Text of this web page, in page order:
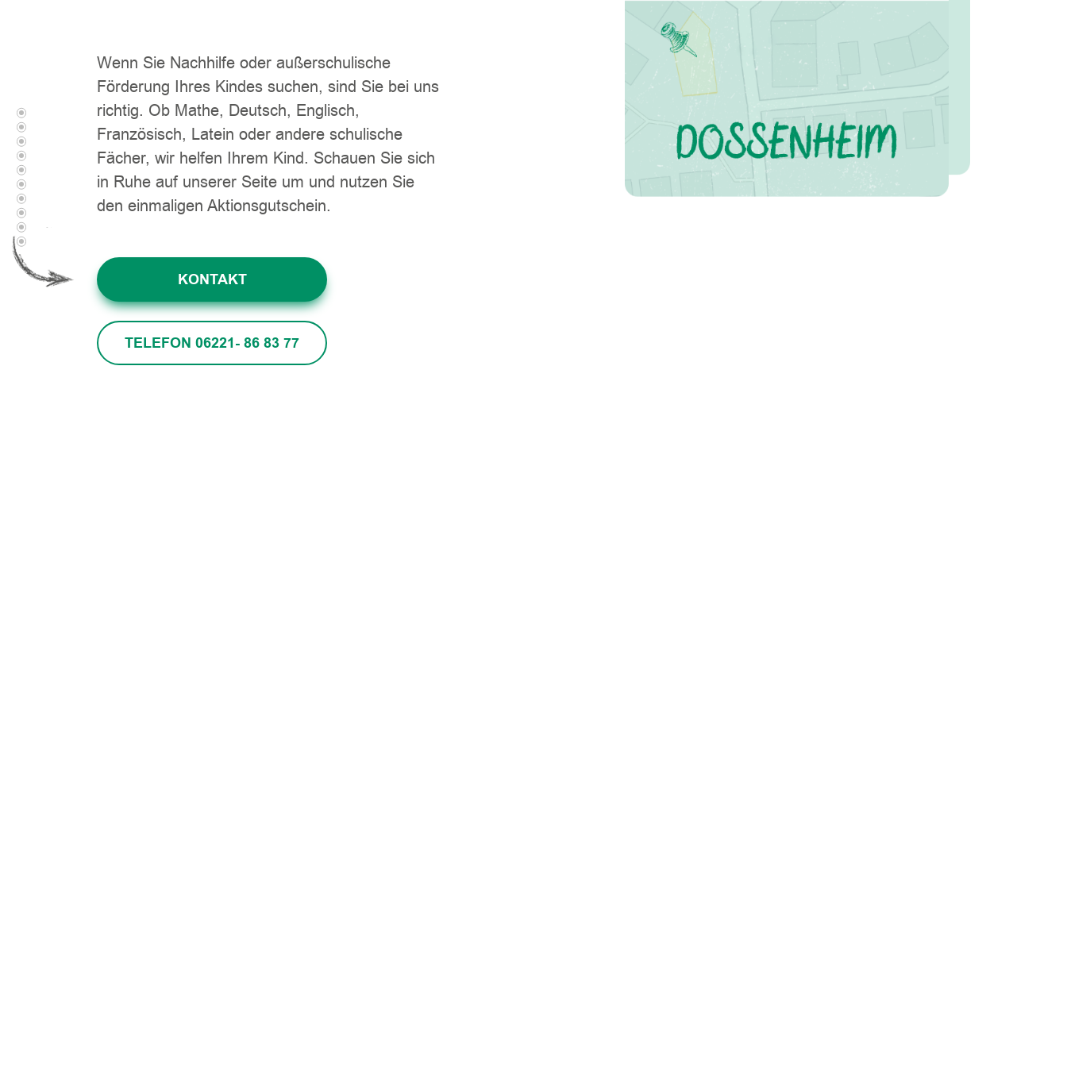
Wenn Sie Nachhilfe oder außerschulische
Förderung Ihres Kindes suchen, sind Sie bei uns
richtig. Ob Mathe, Deutsch, Englisch,
Französisch, Latein oder andere schulische
Fächer, wir helfen Ihrem Kind. Schauen Sie sich
in Ruhe auf unserer Seite um und nutzen Sie
den einmaligen Aktionsgutschein.
KONTAKT
TELEFON 06221- 86 83 77